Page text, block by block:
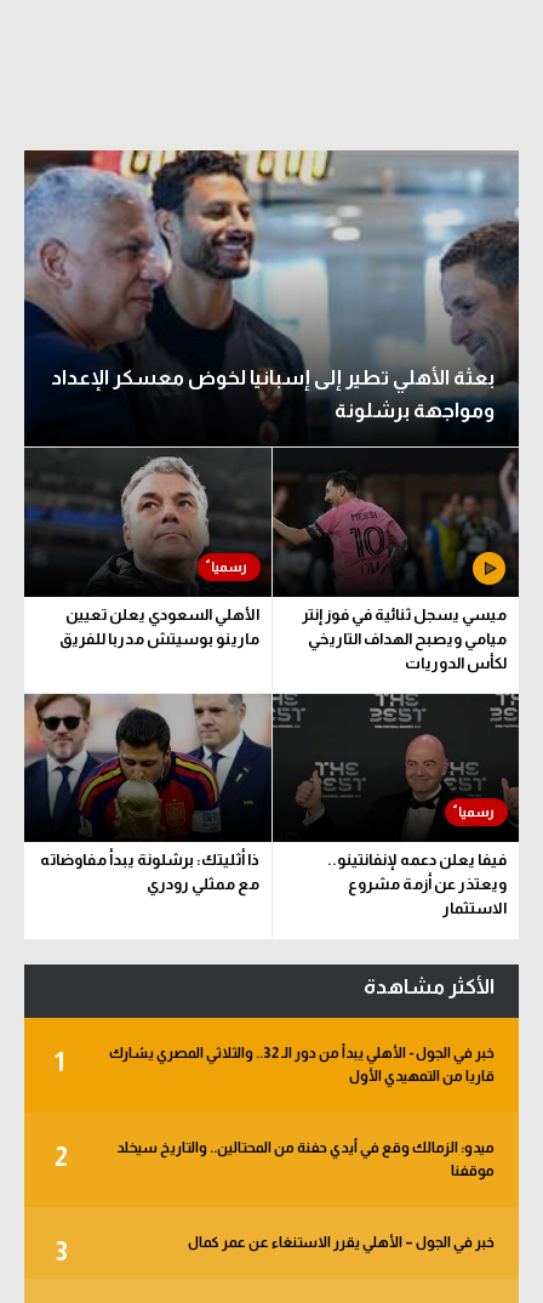
بعثة الأهلي تطير إلى إسبانيا لخوض معسكر الإعداد
ومواجهة برشلونة
ميسي يسجل ثنائية في فوز إنتر
ميامي ويصبح الهداف التاريخي
لكأس الدوريات
الأهلي السعودي يعلن تعيين
مارينو بوسيتش مدربا للفريق
فيفا يعلن دعمه لإنفانتينو..
ويعتذر عن أزمة مشروع
الاستثمار
ذا أثليتك: برشلونة يبدأ مفاوضاته
مع ممثلي رودري
الأكثر مشاهدة
1
خبر في الجول - الأهلي يبدأ من دور الـ 32.. والثلاثي المصري يشارك
قاريا من التمهيدي الأول
2
ميدو: الزمالك وقع في أيدي حفنة من المحتالين.. والتاريخ سيخلد
موقفنا
3 خبر في الجول – الأهلي يقرر الاستنغاء عن عمر كمال